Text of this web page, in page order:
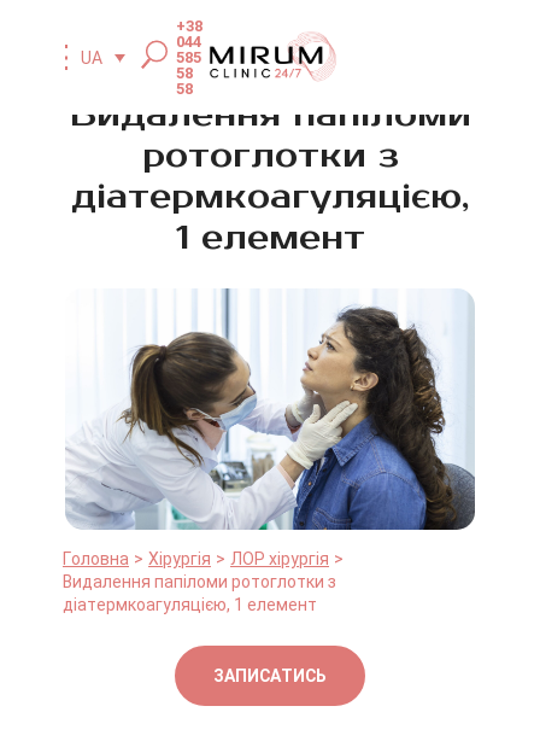
UA
+38
044
585
58
58
Видалення папіломи
ротоглотки з
діатермкоагуляцією,
1 елемент
Головна Хірургія
ЛОР хірургія
Видалення папіломи ротоглотки з
діатермкоагуляцією, 1 елемент
ЗАПИСАТИСЬ